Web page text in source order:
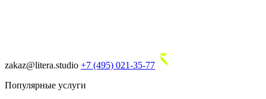
zakaz@litera.studio +7 (495) 021-35-77
Популярные услуги